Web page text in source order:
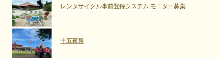
レンタサイクル事前登録システム モニター募集
十五夜祭